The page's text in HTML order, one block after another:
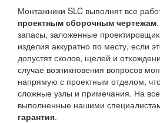
Монтажники SLC выполнят все
проектным сборочным чертежам
запасы, заложенные
изделия аккуратно по месту, если
допустят сколов, щелей и
случае возникновения вопросов
напрямую с проектным отделом,
сложные узлы и примечания. На
выполненные нашими
гарантия.